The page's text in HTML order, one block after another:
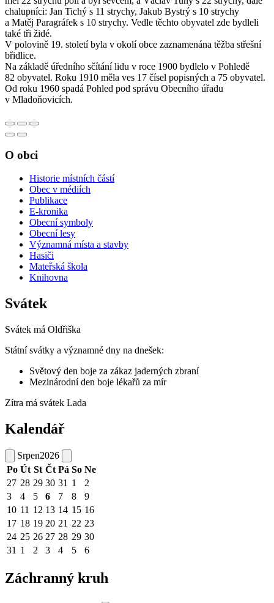
chalupníci: Jan Tichý s 11 strychy, Jakub Bystrý s 10 strychy
a Matěj Paragráfek s 10 strychy. Vedle těchto obyvatel zde bydleli
také tři židé.
V polovině 19. století byla v okolí obce zaznamenána těžba střešní
břidlice.
Na základě úředního sčítání lidu v roce 1900 bydlelo v Pohledě
82 obyvatel. Roku 1910 měla ves 17 čísel popisných a 75 obyvatel.
Od roku 1960 spadá Pohled pod správu Obecního úřadu
v Mladoňovicích.
O obci
Historie místních částí
Obec v médiích
Publikace
E-kronika
Obecní symboly
Obecní lesy
Významná místa a stavby
Hasiči
Mateřská škola
Knihovna
Svátek
Svátek má Oldřiška
Státní svátky a významné dny na dnešek:
Světový den boje za zákaz jaderných zbraní
Mezinárodní den boje lékařů za mír
Zítra má svátek Lada
Kalendář
Srpen2026
Po Út St Čt Pá So Ne
27 28 29 30 31 1
2
3
4 5 6 7 8
9
10 11 12 13 14 15 16
17 18 19 20 21 22 23
24 25 26 27 28 29 30
31 1 2 3 4 5 6
Záchranný kruh